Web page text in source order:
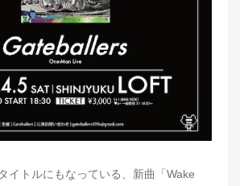
イトルにもなっている、新曲「Wake